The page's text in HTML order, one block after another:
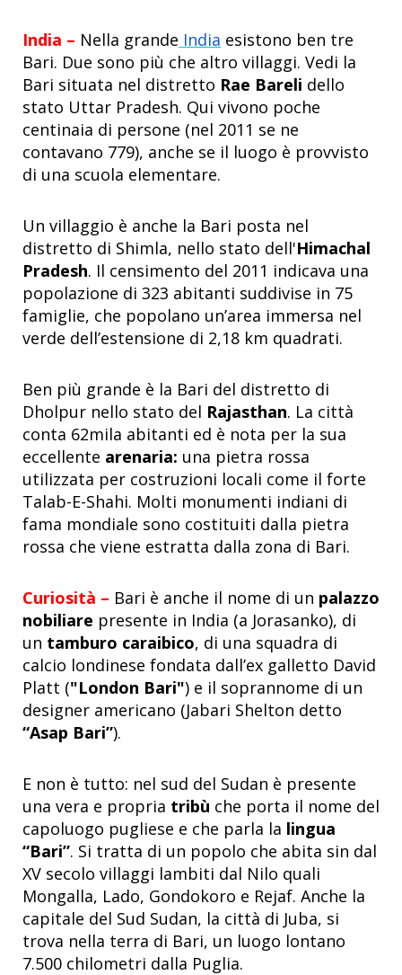
India – Nella grande India esistono ben tre
Bari. Due sono più che altro villaggi. Vedi la
Bari situata nel distretto Rae Bareli dello
stato Uttar Pradesh. Qui vivono poche
centinaia di persone (nel 2011 se ne
contavano 779), anche se il luogo è provvisto
di una scuola elementare.
Un villaggio è anche la Bari posta nel
distretto di Shimla, nello stato dell'Himachal
Pradesh. Il censimento del 2011 indicava una
popolazione di 323 abitanti suddivise in 75
famiglie, che popolano un’area immersa nel
verde dell’estensione di 2,18 km quadrati.
Ben più grande è la Bari del distretto di
Dholpur nello stato del Rajasthan. La città
conta 62mila abitanti ed è nota per la sua
eccellente arenaria: una pietra rossa
utilizzata per costruzioni locali come il forte
Talab-E-Shahi. Molti monumenti indiani di
fama mondiale sono costituiti dalla pietra
rossa che viene estratta dalla zona di Bari.
Curiosità – Bari è anche il nome di un palazzo
nobiliare presente in India (a Jorasanko), di
un tamburo caraibico, di una squadra di
calcio londinese fondata dall’ex galletto David
Platt ("London Bari") e il soprannome di un
designer americano (Jabari Shelton detto
“Asap Bari”).
E non è tutto: nel sud del Sudan è presente
una vera e propria tribù che porta il nome del
capoluogo pugliese e che parla la lingua
“Bari”. Si tratta di un popolo che abita sin dal
XV secolo villaggi lambiti dal Nilo quali
Mongalla, Lado, Gondokoro e Rejaf. Anche la
capitale del Sud Sudan, la città di Juba, si
trova nella terra di Bari, un luogo lontano
7.500 chilometri dalla Puglia.